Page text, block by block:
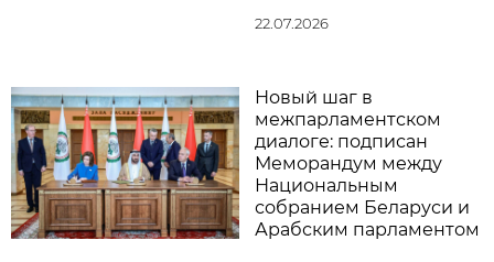
22.07.2026
Новый шаг в
межпарламентском
диалоге: подписан
Меморандум между
Национальным
собранием Беларуси и
Арабским парламентом